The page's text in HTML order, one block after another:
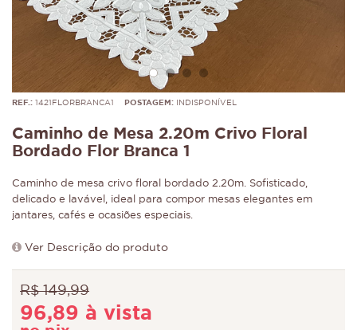
REF.: 1421FLORBRANCA1 POSTAGEM: INDISPONÍVEL
Caminho de Mesa 2.20m Crivo Floral
Bordado Flor Branca 1
Caminho de mesa crivo floral bordado 2.20m. Sofisticado,
delicado e lavável, ideal para compor mesas elegantes em
jantares, cafés e ocasiões especiais.
Ver Descrição do produto
R$ 149,99
96,89 à vista